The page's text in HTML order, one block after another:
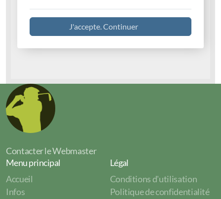
J'accepte. Continuer
Contacter le Webmaster
Menu principal
Accueil
Infos
Légal
Conditions d'utilisation
Politique de confidentialité